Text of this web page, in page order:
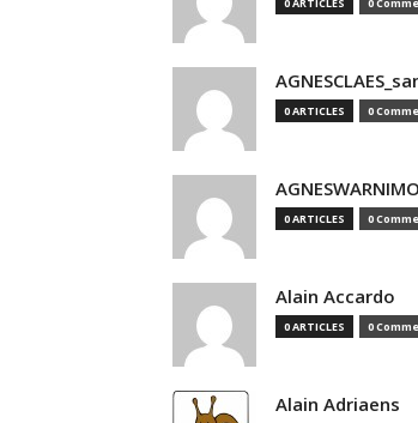
0 ARTICLES 0
0 ARTICLES 0
0 ARTICLES 0
Alain Accardo
0 ARTICLES 0
Alain Adriaens